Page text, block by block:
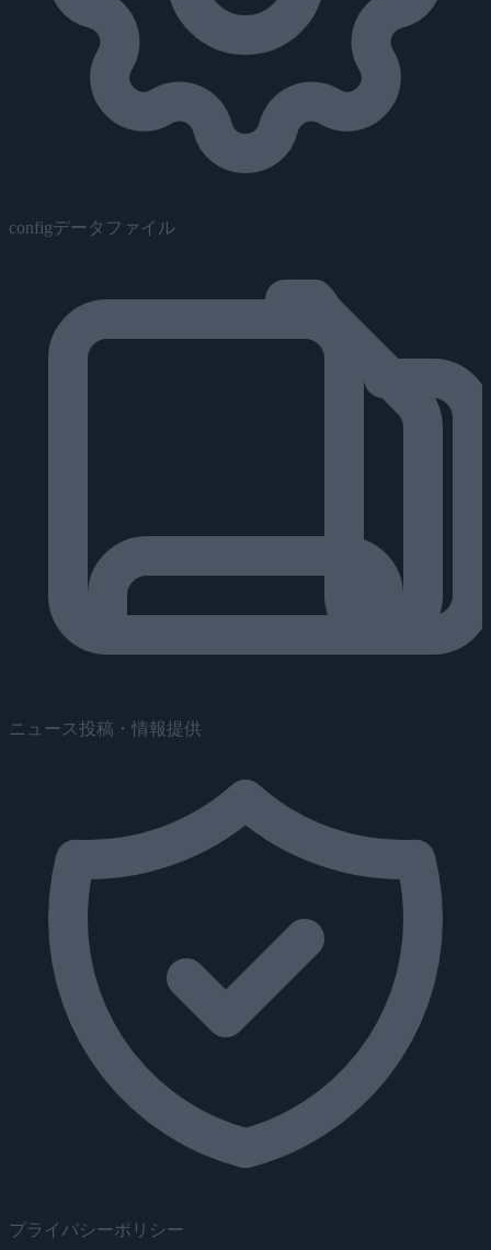
configデータファイル
ニュース投稿・情報提供
プライバシーポリシー